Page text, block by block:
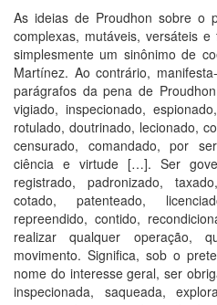
As ideias de Proudhon sobre o
complexas, mutáveis, versáteis
simplesmente um sinônimo de
Martínez. Ao contrário,
parágrafos da pena de
vigiado, inspecionado,
rotulado, doutrinado, lecionado,
censurado, comandado, por
ciência e virtude […]. Ser
registrado, padronizado,
cotado, patenteado,
repreendido, contido,
realizar qualquer operação,
movimento. Significa, sob o
nome do interesse geral, ser
inspecionada, saqueada,